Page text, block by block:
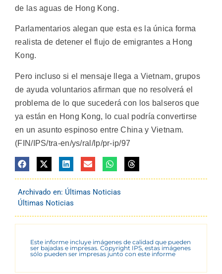
de las aguas de Hong Kong.
Parlamentarios alegan que esta es la única forma
realista de detener el flujo de emigrantes a Hong
Kong.
Pero incluso si el mensaje llega a Vietnam, grupos
de ayuda voluntarios afirman que no resolverá el
problema de lo que sucederá con los balseros que
ya están en Hong Kong, lo cual podría convertirse
en un asunto espinoso entre China y Vietnam.
(FIN/IPS/tra-en/ys/ral/lp/pr-ip/97
Archivado en: Últimas Noticias
Últimas Noticias
Este informe incluye imágenes de calidad que pueden
ser bajadas e impresas. Copyright IPS, estas imágenes
sólo pueden ser impresas junto con este informe